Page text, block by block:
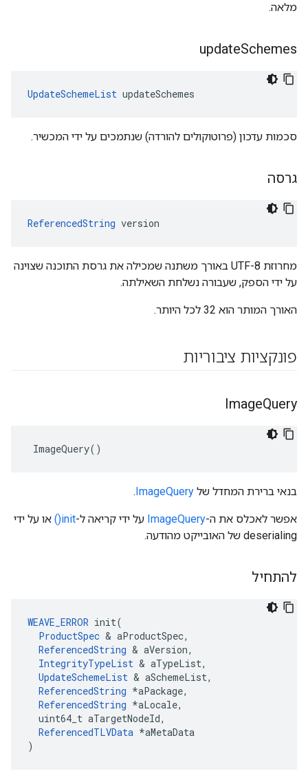
מלאה.
updateSchemes
UpdateSchemeList updateSchemes
סכמות עדכון (פרוטוקולים להורדה) שנתמכים על ידי המכשיר.
גרסה
ReferencedString version
מחרוזת UTF-8 באורך משתנה שמכילה את גרסת התוכנה שצוינה
על ידי הספק, שעבורה נשלחת השאילתה.
האורך המותר הוא 32 לכל היותר.
פונקציות ציבוריות
ImageQuery
ImageQuery()
בנאי ברירת המחדל של ImageQuery
.
אפשר לאכלס את ה-ImageQuery על ידי קריאה ל-init()
או על ידי
deserialing של האובייקט מהודעה.
להתחיל
WEAVE_ERROR init(
ProductSpec & aProductSpec,
ReferencedString & aVersion,
IntegrityTypeList & aTypeList,
UpdateSchemeList & aSchemeList,
ReferencedString *aPackage,
ReferencedString *aLocale,
  uint64_t aTargetNodeId,
ReferencedTLVData *aMetaData
)